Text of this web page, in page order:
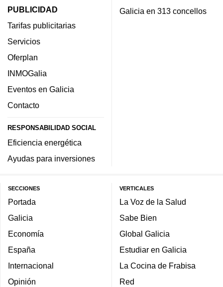
PUBLICIDAD
Tarifas publicitarias
Servicios
Oferplan
INMOGalia
Eventos en Galicia
Contacto
RESPONSABILIDAD SOCIAL
Eficiencia energética
Ayudas para inversiones
Galicia en 313 concellos
SECCIONES
Portada
Galicia
Economía
España
Internacional
Opinión
VERTICALES
La Voz de la Salud
Sabe Bien
Global Galicia
Estudiar en Galicia
La Cocina de Frabisa
Red